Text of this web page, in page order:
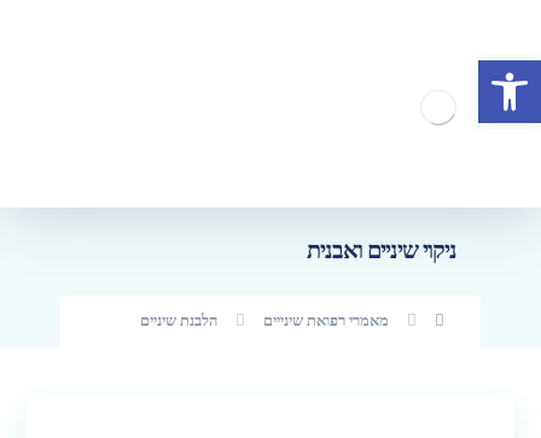
ניקוי שיניים ואבנית
מאמרי רפואת שינייים הלבנת שיניים
פתח סרגל נגישות